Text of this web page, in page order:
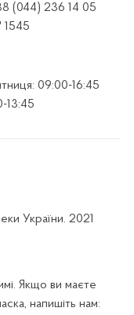
(044) 236 14 05
1545
09:00-16:45
13:45
України. 2021
Якщо ви маєте
напишіть нам: